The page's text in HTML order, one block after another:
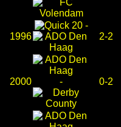
1996
-
2-2
2000 - 0-2